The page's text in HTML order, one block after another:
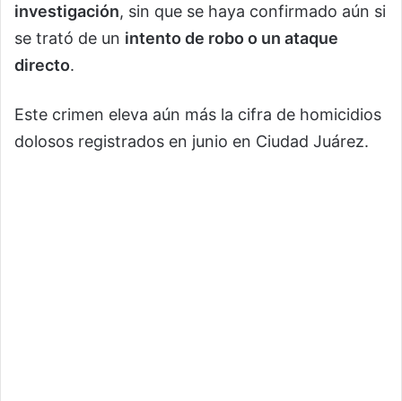
investigación, sin que se haya confirmado aún si
se trató de un intento de robo o un ataque
directo.
Este crimen eleva aún más la cifra de homicidios
dolosos registrados en junio en Ciudad Juárez.